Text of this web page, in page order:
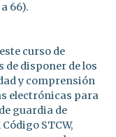
66).
curso de
de disponer de los
y comprensión
electrónicas para
guardia de
STCW,